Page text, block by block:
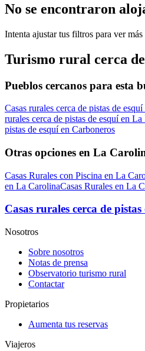
No se encontraron
Intenta ajustar tus filtros para ver más
Turismo rural cerca
Pueblos cercanos para esta
Casas rurales cerca de pistas de
rurales cerca de pistas de esquí en La
pistas de esquí en Carboneros
Otras opciones en La
Casas Rurales con Piscina en La
en La CarolinaCasas Rurales en La
Casas rurales cerca de
Nosotros
Sobre nosotros
Notas de prensa
Observatorio turismo rural
Contactar
Propietarios
Aumenta tus reservas
Viajeros